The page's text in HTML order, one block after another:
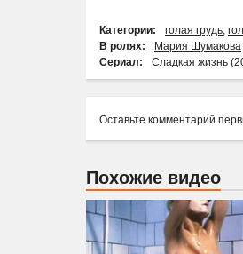
Категории: голая грудь,
В ролях:
Мария Шумакова
Сериал:
Сладкая жизнь
Оставьте комментарий
Похожие видео